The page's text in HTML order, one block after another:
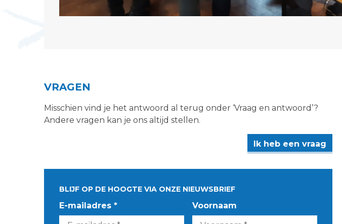
VRAGEN
Misschien vind je het antwoord al terug onder ‘Vraag en antwoord’?
Andere vragen kan je ons altijd stellen.
Ik heb een vraag
BLIJF OP DE HOOGTE VIA ONZE NIEUWSBRIEF
E-mailadres * Voornaam